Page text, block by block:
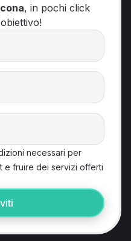
, in pochi click
necessari per
e fruire dei servizi offerti